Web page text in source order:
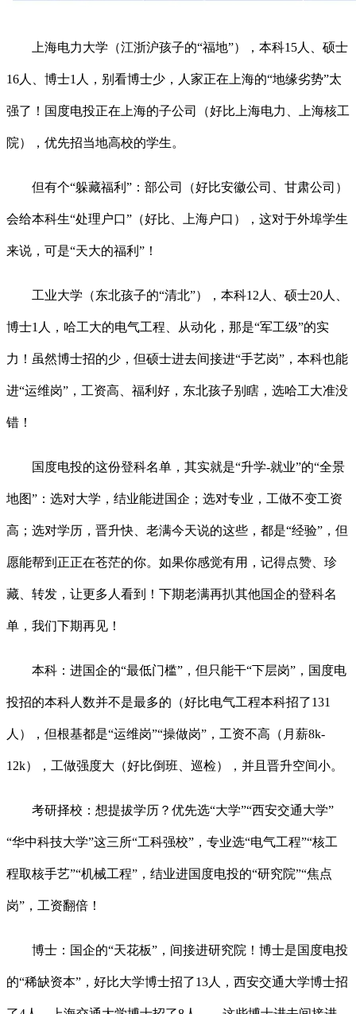
上海电力大学（江浙沪孩子的“福地”），本科15人、硕士
16人、博士1人，别看博士少，人家正在上海的“地缘劣势”太
强了！国度电投正在上海的子公司（好比上海电力、上海核工
院），优先招当地高校的学生。
但有个“躲藏福利”：部公司（好比安徽公司、甘肃公司）
会给本科生“处理户口”（好比、上海户口），这对于外埠学生
来说，可是“天大的福利”！
工业大学（东北孩子的“清北”），本科12人、硕士20人、
博士1人，哈工大的电气工程、从动化，那是“军工级”的实
力！虽然博士招的少，但硕士进去间接进“手艺岗”，本科也能
进“运维岗”，工资高、福利好，东北孩子别瞎，选哈工大准没
错！
国度电投的这份登科名单，其实就是“升学-就业”的“全景
地图”：选对大学，结业能进国企；选对专业，工做不变工资
高；选对学历，晋升快、老满今天说的这些，都是“经验”，但
愿能帮到正正在苍茫的你。如果你感觉有用，记得点赞、珍
藏、转发，让更多人看到！下期老满再扒其他国企的登科名
单，我们下期再见！
本科：进国企的“最低门槛”，但只能干“下层岗”，国度电
投招的本科人数并不是最多的（好比电气工程本科招了131
人），但根基都是“运维岗”“操做岗”，工资不高（月薪8k-
12k），工做强度大（好比倒班、巡检），并且晋升空间小。
考研择校：想提拔学历？优先选“大学”“西安交通大学”
“华中科技大学”这三所“工科强校”，专业选“电气工程”“核工
程取核手艺”“机械工程”，结业进国度电投的“研究院”“焦点
岗”，工资翻倍！
博士：国企的“天花板”，间接进研究院！博士是国度电投
的“稀缺资本”，好比大学博士招了13人，西安交通大学博士招